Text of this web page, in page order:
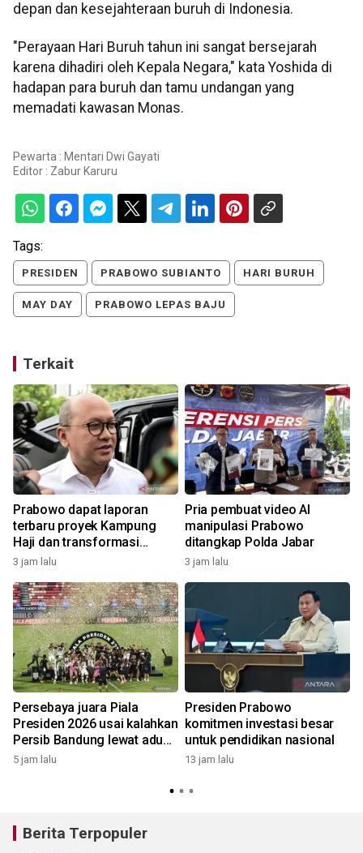
depan dan kesejahteraan buruh di Indonesia.
"Perayaan Hari Buruh tahun ini sangat bersejarah
karena dihadiri oleh Kepala Negara," kata Yoshida di
hadapan para buruh dan tamu undangan yang
memadati kawasan Monas.
Pewarta : Mentari Dwi Gayati
Editor : Zabur Karuru
Tags:
PRESIDEN PRABOWO SUBIANTO HARI BURUH
MAY DAY PRABOWO LEPAS BAJU
Terkait
Prabowo dapat laporan
terbaru proyek Kampung
Haji dan transformasi
BUMN
3 jam lalu
Pria pembuat video AI
manipulasi Prabowo
ditangkap Polda Jabar
3 jam lalu
Persebaya juara Piala
Presiden 2026 usai kalahkan
Persib Bandung lewat adu
penalti
5 jam lalu
Presiden Prabowo
komitmen investasi besar
untuk pendidikan nasional
13 jam lalu
Berita Terpopuler